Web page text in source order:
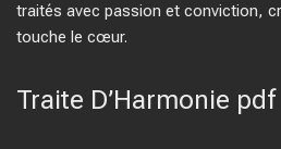
traités avec passion et conviction,
touche le cœur.
Traite D’Harmonie pdf